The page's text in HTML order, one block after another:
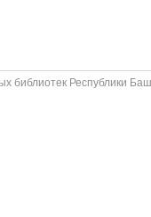
библиотек Республики